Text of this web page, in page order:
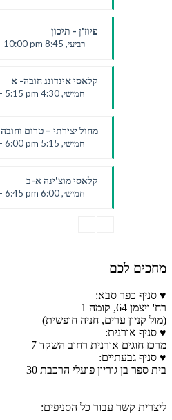
דור
פיוז'ן - תיכון
רביעי, 8:45 pm - 10:00 pm
קלאסי אינדונג חובה- א
חמישי, 4:30 pm - 5:15 pm
מחול יצירתי – טרום וחובה
חמישי, 5:15 pm - 6:00 pm
קלאסי מוצ'ינה א-ב
חמישי, 6:00 pm - 6:45 pm
מחכים לכם
♥ סניף כפר סבא:
רח' ויצמן 64, קומה 1
(מול קניון ערים, חניה חופשית)
♥ סניף אורנית:
מרכז חוגים אורנית רחוב השקד 7
♥ סניף גבעתיים:
בית ספר בן גוריון פועלי הרכבת 30
ליצרית קשר עבור כל הסניפים: